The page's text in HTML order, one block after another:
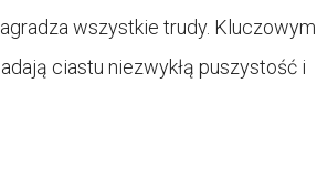
wszystkie trudy. Kluczowym
ciastu niezwykłą puszystość i